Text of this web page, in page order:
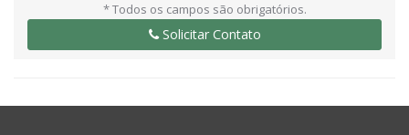
* Todos os campos são obrigatórios.
Solicitar Contato